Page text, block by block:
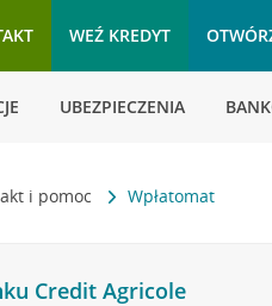
WEŹ KREDYT
UBEZPIECZENIA
i pomoc Wpłatomat
Credit Agricole